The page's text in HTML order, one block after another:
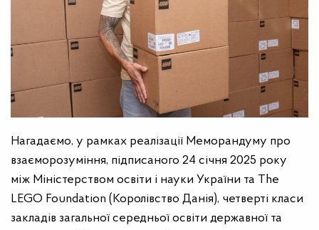
Нагадаємо, у рамках реалізації Меморандуму про
взаєморозуміння, підписаного 24 січня 2025 року
між Міністерством освіти і науки України та The
LEGO Foundation (Королівство Данія), четверті класи
закладів загальної середньої освіти державної та